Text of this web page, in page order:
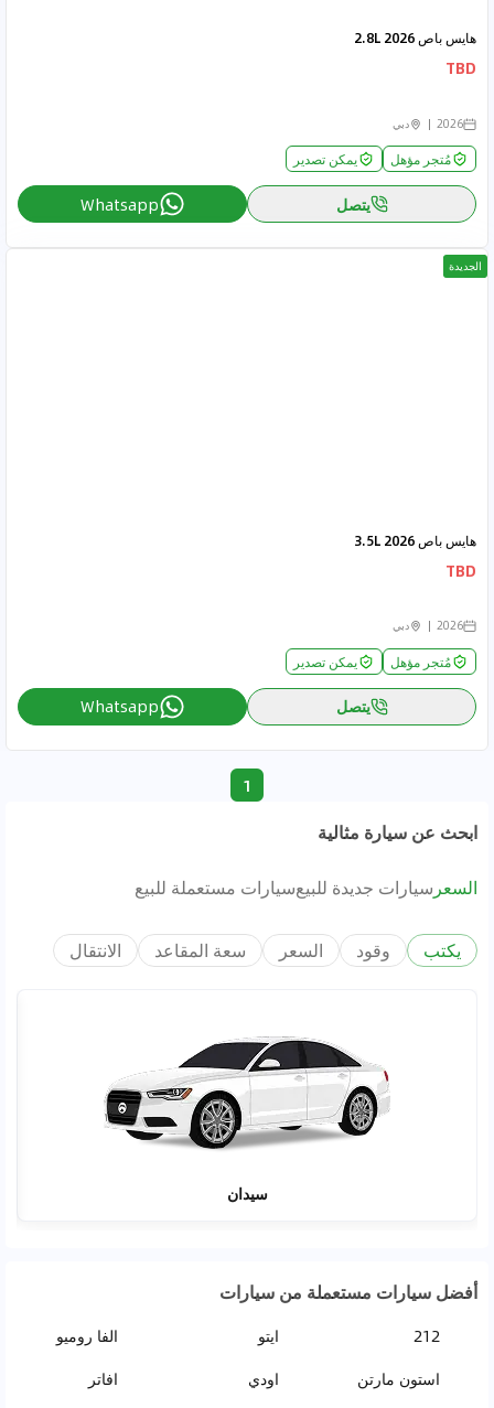
هايس باص 2026 2.8L
TBD
2026 دبي
مُتجر مؤهل يمكن تصدير
يتصل Whatsapp
الجديدة
هايس باص 2026 3.5L
TBD
2026 دبي
مُتجر مؤهل يمكن تصدير
يتصل Whatsapp
1
ابحث عن سيارة مثالية
السعر سيارات جديدة للبيعسيارات مستعملة للبيع
يكتب وقود السعر سعة المقاعد الانتقال
سيدان
أفضل سيارات مستعملة من سيارات
212 ايتو
الفا روميو
استون مارتن
اودي افاتر